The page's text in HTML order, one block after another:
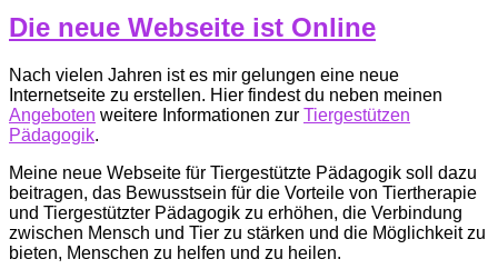
Die neue Webseite ist Online
Nach vielen Jahren ist es mir gelungen eine neue
Internetseite zu erstellen. Hier findest du neben meinen
Angeboten weitere Informationen zur Tiergestützen
Pädagogik.
Meine neue Webseite für Tiergestützte Pädagogik soll dazu
beitragen, das Bewusstsein für die Vorteile von Tiertherapie
und Tiergestützter Pädagogik zu erhöhen, die Verbindung
zwischen Mensch und Tier zu stärken und die Möglichkeit zu
bieten, Menschen zu helfen und zu heilen.